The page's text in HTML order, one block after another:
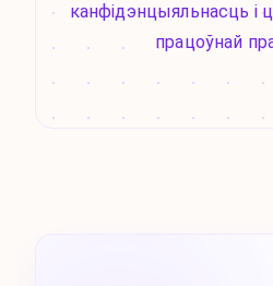
канфідэнцыяльнасць і
працоўнай